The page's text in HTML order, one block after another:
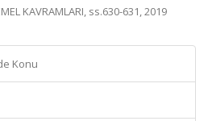
KAVRAMLARI, ss.630-631, 2019
Konu